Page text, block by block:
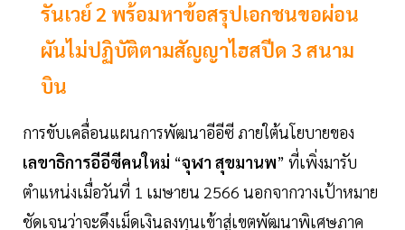
รันเวย์ 2 พร้อมหาข้อสรุปเอกชนขอผ่อน
ผันไม่ปฏิบัติตามสัญญาไฮสปีด 3 สนาม
บิน
การขับเคลื่อนแผนการพัฒนาอีอีซี ภายใต้นโยบายของ
เลขาธิการอีอีซีคนใหม่ “จุฬา สุขมานพ” ที่เพิ่งมารับ
ตำแหน่งเมื่อวันที่ 1 เมษายน 2566 นอกจากวางเป้าหมาย
ชัดเจนว่าจะดึงเม็ดเงินลงทุนเข้าสู่เขตพัฒนาพิเศษภาค